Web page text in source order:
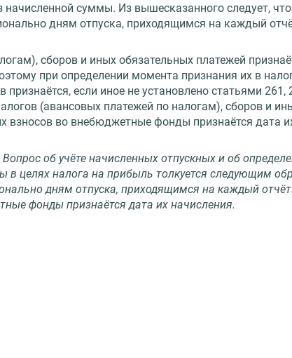
суммы. Из вышесказанного следует, что
дням отпуска, приходящимся на каждый
сборов и иных обязательных платежей
при определении момента признания их в
если иное не установлено статьями 261,
(авансовых платежей по налогам), сборов и
взносов во внебюджетные фонды признаётся дата
об учёте начисленных отпускных и об
целях налога на прибыль толкуется следующим
дням отпуска, приходящимся на каждый
фонды признаётся дата их начисления.